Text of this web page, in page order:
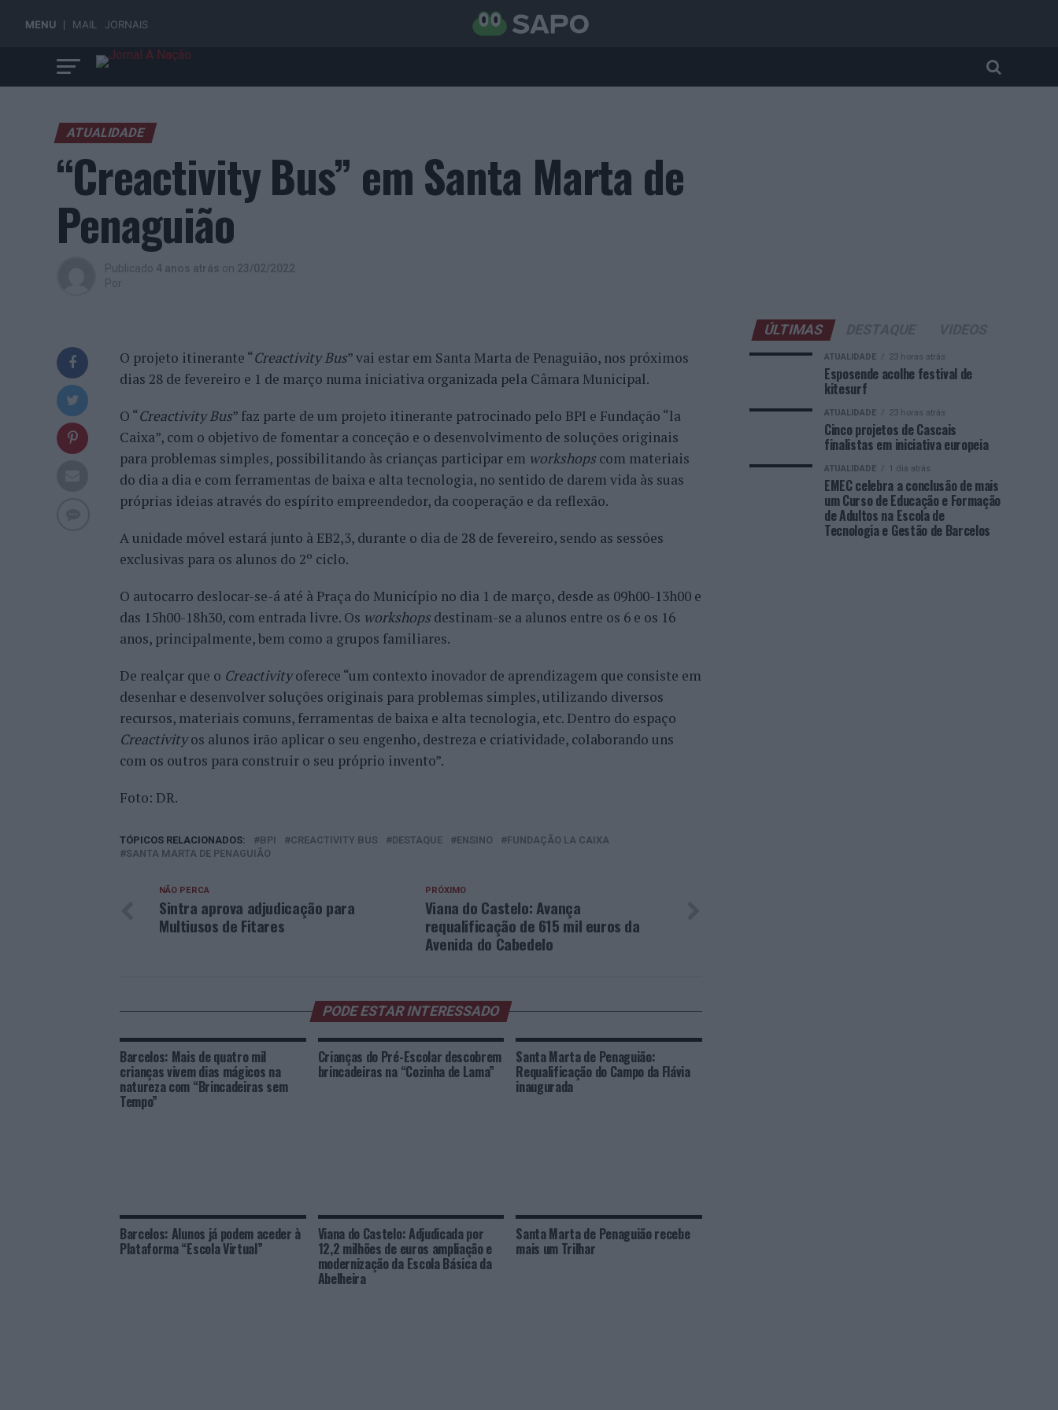
MENU MAIL JORNAIS
ATUALIDADE
“Creactivity Bus” em Santa Marta de
Penaguião
Publicado 4 anos atrás on 23/02/2022
Por
O projeto itinerante “Creactivity Bus” vai estar em Santa Marta de Penaguião, nos próximos
dias 28 de fevereiro e 1 de março numa iniciativa organizada pela Câmara Municipal.
O “Creactivity Bus” faz parte de um projeto itinerante patrocinado pelo BPI e Fundação “la
Caixa”, com o objetivo de fomentar a conceção e o desenvolvimento de soluções originais
para problemas simples, possibilitando às crianças participar em workshops com materiais
do dia a dia e com ferramentas de baixa e alta tecnologia, no sentido de darem vida às suas
próprias ideias através do espírito empreendedor, da cooperação e da reflexão.
A unidade móvel estará junto à EB2,3, durante o dia de 28 de fevereiro, sendo as sessões
exclusivas para os alunos do 2º ciclo.
O autocarro deslocar-se-á até à Praça do Município no dia 1 de março, desde as 09h00-13h00 e
das 15h00-18h30, com entrada livre. Os workshops destinam-se a alunos entre os 6 e os 16
anos, principalmente, bem como a grupos familiares.
De realçar que o Creactivityoferece “um contexto inovador de aprendizagem que consiste em
desenhar e desenvolver soluções originais para problemas simples, utilizando diversos
recursos, materiais comuns, ferramentas de baixa e alta tecnologia, etc. Dentro do espaço
Creactivityos alunos irão aplicar o seu engenho, destreza e criatividade, colaborando uns
com os outros para construir o seu próprio invento”.
Foto: DR.
TÓPICOS RELACIONADOS: BPI CREACTIVITY BUS DESTAQUE ENSINO
FUNDAÇÃO LA CAIXA
SANTA MARTA DE PENAGUIÃO
PRÓXIMO
Viana do Castelo: Avança
requalificação de 615 mil euros da
Avenida do Cabedelo
NÃO PERCA
Sintra aprova adjudicação para
Multiusos de Fitares
PODE ESTAR INTERESSADO
Barcelos: Mais de quatro mil
crianças vivem dias mágicos na
natureza com “Brincadeiras sem
Tempo”
Crianças do Pré-Escolar descobrem
brincadeiras na “Cozinha de Lama”
Santa Marta de Penaguião:
Requalificação do Campo da Flávia
inaugurada
Barcelos: Alunos já podem aceder à
Plataforma “Escola Virtual”
Viana do Castelo: Adjudicada por
12,2 milhões de euros ampliação e
modernização da Escola Básica da
Abelheira
Santa Marta de Penaguião recebe
mais um Trilhar
ÚLTIMAS
ATUALIDADE 23 horas atrás
Esposende acolhe festival de
kitesurf
ATUALIDADE 23 horas atrás
Cinco projetos de Cascais
finalistas em iniciativa europeia
ATUALIDADE 1 dia atrás
EMEC celebra a conclusão de mais
um Curso de Educação e Formação
de Adultos na Escola de
Tecnologia e Gestão de Barcelos